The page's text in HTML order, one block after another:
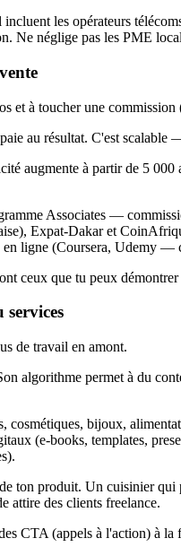
les opérateurs
Ne néglige pas les PME
à toucher une
au résultat. C'est
augmente à partir de 5
Associates —
Expat-Dakar et
ligne (Coursera, Udemy —
ceux que tu peux
de travail en amont.
algorithme permet à du
cosmétiques, bijoux,
(e-books, templates,
ton produit. Un cuisinier
attire des clients freelance.
CTA (appels à l'action)